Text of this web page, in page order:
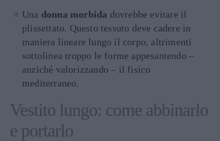
Una donna morbida dovrebbe evitare il
plissettato. Questo tessuto deve cadere in
maniera lineare lungo il corpo, altrimenti
sottolinea troppo le forme appesantendo –
anziché valorizzando – il fisico
mediterraneo.
Vestito lungo: come abbinarlo
e portarlo